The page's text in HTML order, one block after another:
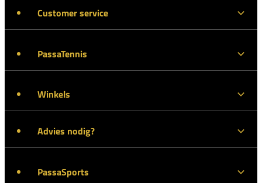
Customer service
PassaTennis
Winkels
Advies nodig?
PassaSports